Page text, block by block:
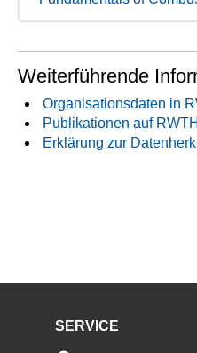
Weiterführende
Organisationsdaten in
Publikationen auf
Erklärung zur
SERVICE